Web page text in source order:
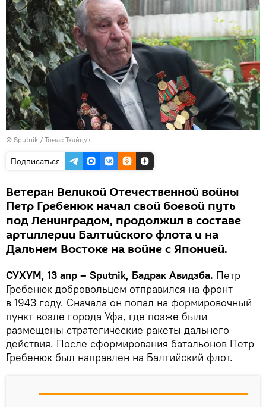
© Sputnik / Томас Тхайцук
Подписаться
Ветеран Великой Отечественной войны
Петр Гребенюк начал свой боевой путь
под Ленинградом, продолжил в составе
артиллерии Балтийского флота и на
Дальнем Востоке на войне с Японией.
СУХУМ, 13 апр – Sputnik, Бадрак Авидзба. Петр
Гребенюк добровольцем отправился на фронт
в 1943 году. Сначала он попал на формировочный
пункт возле города Уфа, где позже были
размещены стратегические ракеты дальнего
действия. После сформирования батальонов Петр
Гребенюк был направлен на Балтийский флот.